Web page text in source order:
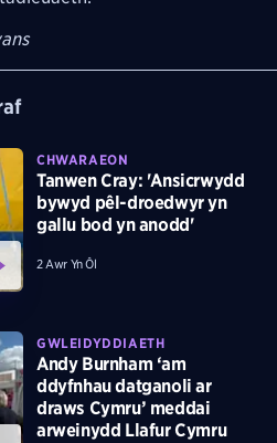
CHWARAEON
Tanwen Cray: 'Ansicrwydd
bywyd pêl-droedwyr yn
gallu bod yn anodd'
2 Awr Yn Ôl
GWLEIDYDDIAETH
Andy Burnham ‘am
ddyfnhau datganoli ar
draws Cymru’ meddai
arweinydd Llafur Cymru